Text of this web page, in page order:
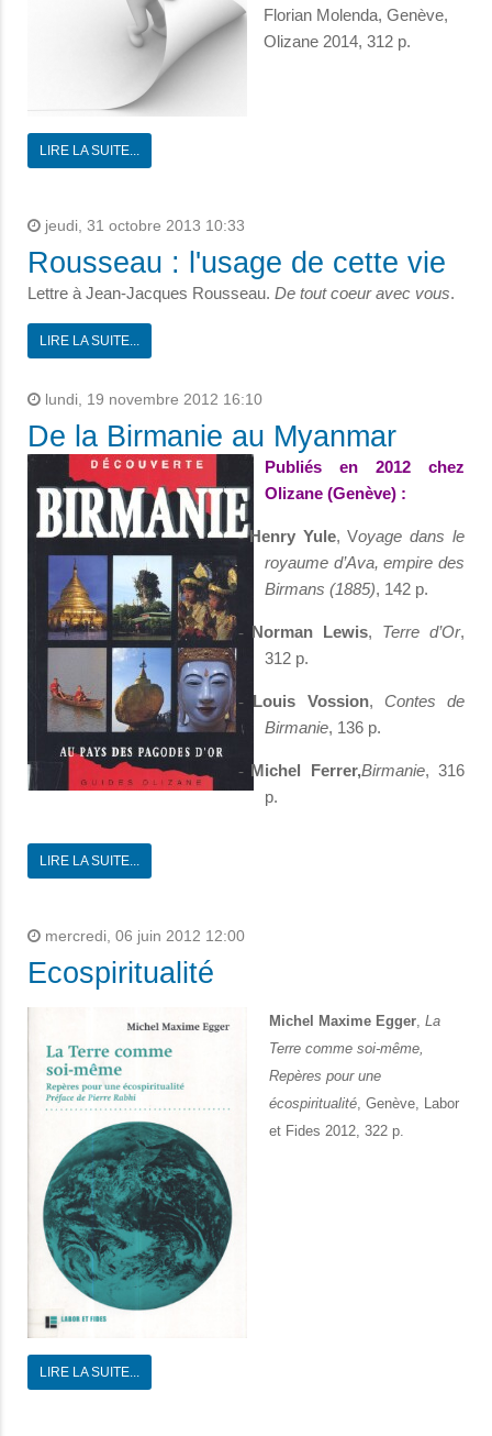
Florian Molenda, Genève,
Olizane 2014, 312 p.
LIRE LA SUITE...
jeudi, 31 octobre 2013 10:33
Rousseau : l'usage de cette vie
Lettre à Jean-Jacques Rousseau. De tout coeur avec vous.
LIRE LA SUITE...
lundi, 19 novembre 2012 16:10
De la Birmanie au Myanmar
Publiés en 2012 chez
Olizane (Genève) :
- Henry Yule, Voyage dans le
royaume d’Ava, empire des
Birmans (1885), 142 p.
- Norman Lewis, Terre d’Or,
312 p.
- Louis Vossion, Contes de
Birmanie, 136 p.
- Michel Ferrer,Birmanie, 316
p.
LIRE LA SUITE...
mercredi, 06 juin 2012 12:00
Ecospiritualité
Michel Maxime Egger, La
Terre comme soi-même,
Repères pour une
écospiritualité, Genève, Labor
et Fides 2012, 322 p.
LIRE LA SUITE...